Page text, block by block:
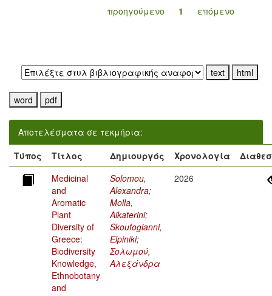
προηγούμενο 1 επόμενο
Αποτελέσματα σε τεκμήρια:
Τύπος
Τίτλος Δημιουργός Χρονολογία
Medicinal
and
Aromatic
Plant
Diversity of
Greece:
Biodiversity
Knowledge,
Ethnobotany
and
Solomou,
Alexandra;
Molla,
Aikaterini;
Skoufogianni,
Elpiniki;
Σολωμού,
Αλεξάνδρα
2026